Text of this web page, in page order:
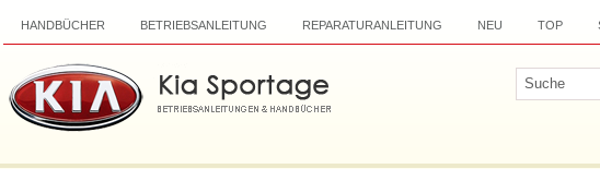
HANDBÜCHER BETRIEBSANLEITUNG REPARATURANLEITUNG NEU TOP